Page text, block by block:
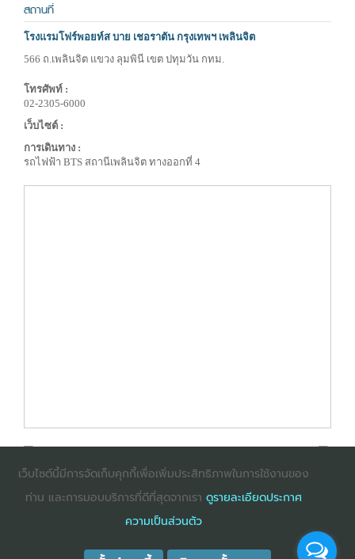
สถานที่
โรงแรมโฟร์พอยท์ส บาย เชอราตัน กรุงเทพฯ เพลินจิต
566 ถ.เพลินจิต แขวง ลุมพินี เขต ปทุมวัน กทม.
โทรศัพท์ :
02-2305-6000
เว็บไซต์ :
การเดินทาง :
รถไฟฟ้า BTS สถานีเพลินจิต ทางออกที่ 4
: InternetExplorer เวอร์ชั่น 10 ขึ้นไป
: Chrome เวอร์ชั่น 58 ขึ้นไป
เว็บไซต์นี้มีการจัดเก็บคุกกี้เพื่อเพิ่มประสิทธิภาพในการใช้งานของ
ท่าน และการมอบบริการที่ดีที่สุดจากเรา ดูรายละเอียดประกาศ
ความเป็นส่วนตัว